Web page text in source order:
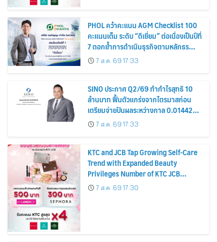
PHOL คว้าคะแนน AGM Checklist 100
คะแนนเต็ม ระดับ “ดีเยี่ยม” ต่อเนื่องเป็นปีที่
7 ตอกย้ำการดำเนินธุรกิจตามหลักธร
รมาภิบาล โปร่งใส สร้างความเชื่อมั่นผู้ถือ
หุ้น
7 ส.ค. 69 17:33
SINO ประกาศ Q2/69 ทำกำไรสุทธิ 10
ล้านบาท ฟื้นตัวแกร่งจากไตรมาสก่อน
เตรียมจ่ายปันผลระหว่างกาล 0.014423
บาทต่อหุ้น ครึ่งปีหลังมุ่งเติบโตต่อเนื่อง
7 ส.ค. 69 17:33
KTC and JCB Tap Growing Self-Care
Trend with Expanded Beauty
Privileges Number of KTC JCB
Cardmembers Spending on
Cosmetics Rises 26%
7 ส.ค. 69 17:30